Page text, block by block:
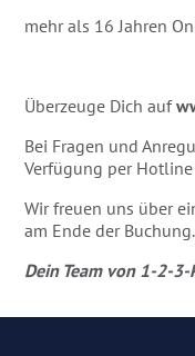
mehr als 16 Jahren
Überzeuge Dich auf
Bei Fragen und
Verfügung per
Wir freuen uns über
am Ende der Buchung.
Dein Team von 1-2-